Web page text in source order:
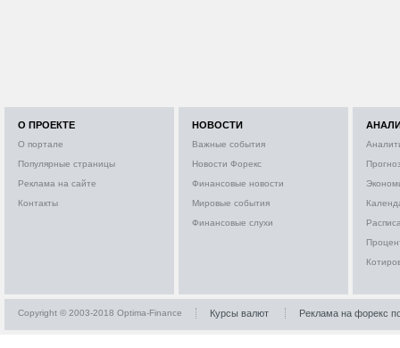
О ПРОЕКТЕ
О портале
Популярные страницы
Реклама на сайте
Контакты
НОВОСТИ
Важные события
Новости Форекс
Финансовые новости
Мировые события
Финансовые слухи
Copyright © 2003-2018 Optima-Finance Курсы валют Реклама на форекс